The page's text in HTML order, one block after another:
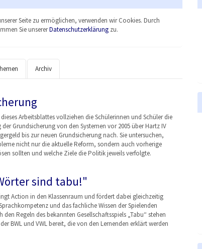
Seite zu ermöglichen, verwenden wir Cookies. Durch
Sie unsererDatenschutzerklärungzu.
Archiv
Arbeitsblattes vollziehen die Schülerinnen und Schüler die
Grundsicherung von den Systemen vor 2005 über Hartz IV
bis zur neuen Grundsicherung nach. Sie untersuchen,
nicht nur die aktuelle Reform, sondern auch vorherige
sollten und welche Ziele die Politik jeweils verfolgte.
sind tabu!"
Action in den Klassenraum und fördert dabei gleichzeitig
und das fachliche Wissen der Spielenden
den Regeln des bekannten Gesellschaftsspiels „Tabu“ stehen
BWL und VWL bereit, die von den Lernenden erklärt werden